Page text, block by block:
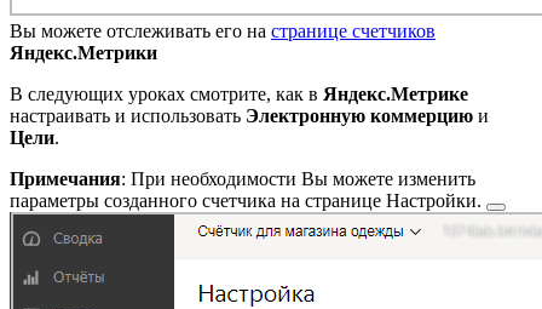
Вы можете отслеживать его на странице счетчиков
Яндекс.Метрики
В следующих уроках смотрите, как в Яндекс.Метрике
настраивать и использовать Электронную коммерцию и
Цели.
Примечания: При необходимости Вы можете изменить
параметры созданного счетчика на странице Настройки.